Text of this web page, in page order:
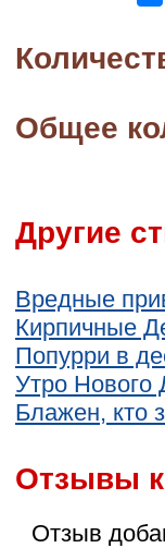
Общее
Другие
Вредные
Кирпичные
Попурри в
Утро Нового
Блажен, кто
Отзывы
Отзыв